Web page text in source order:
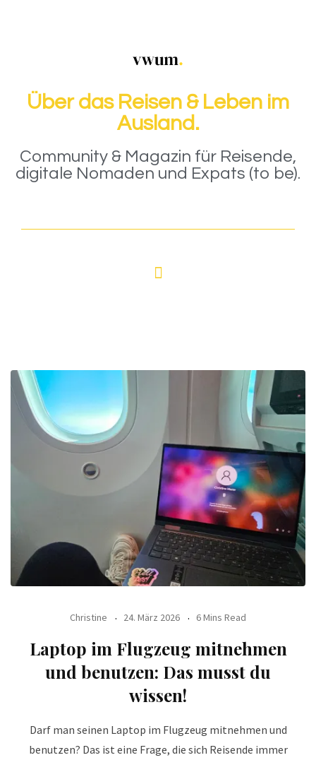
Über das Reisen & Leben im
Ausland.
Community & Magazin für Reisende,
digitale Nomaden und Expats (to be).
Christine 24. März 2026 6 Mins Read
Laptop im Flugzeug mitnehmen
und benutzen: Das musst du
wissen!
Darf man seinen Laptop im Flugzeug mitnehmen und
benutzen? Das ist eine Frage, die sich Reisende immer